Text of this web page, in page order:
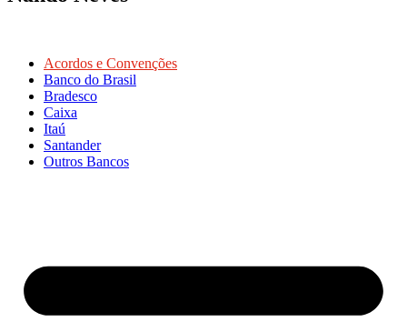
Acordos e Convenções
Banco do Brasil
Bradesco
Caixa
Itaú
Santander
Outros Bancos